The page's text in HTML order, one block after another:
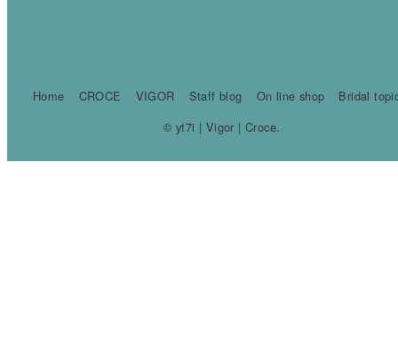
Home CROCE VIGOR Staff blog On line shop
Bridal
© yt7i | Vigor | Croce.